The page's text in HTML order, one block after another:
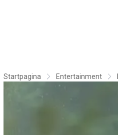
Startpagina Entertainment